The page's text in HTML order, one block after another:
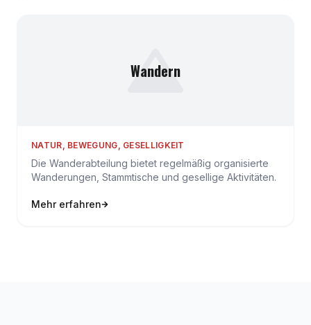
Wandern
NATUR, BEWEGUNG, GESELLIGKEIT
Die Wanderabteilung bietet regelmäßig organisierte
Wanderungen, Stammtische und gesellige Aktivitäten.
Mehr erfahren